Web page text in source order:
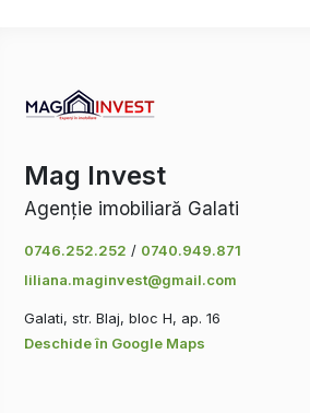
Mag Invest
Agenție imobiliară Galati
0746.252.252 / 0740.949.871
liliana.maginvest@gmail.com
Galati, str. Blaj, bloc H, ap. 16
Deschide în Google Maps